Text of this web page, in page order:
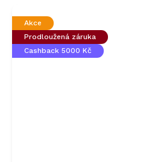
Akce
Prodloužená záruka
Cashback 5000 Kč